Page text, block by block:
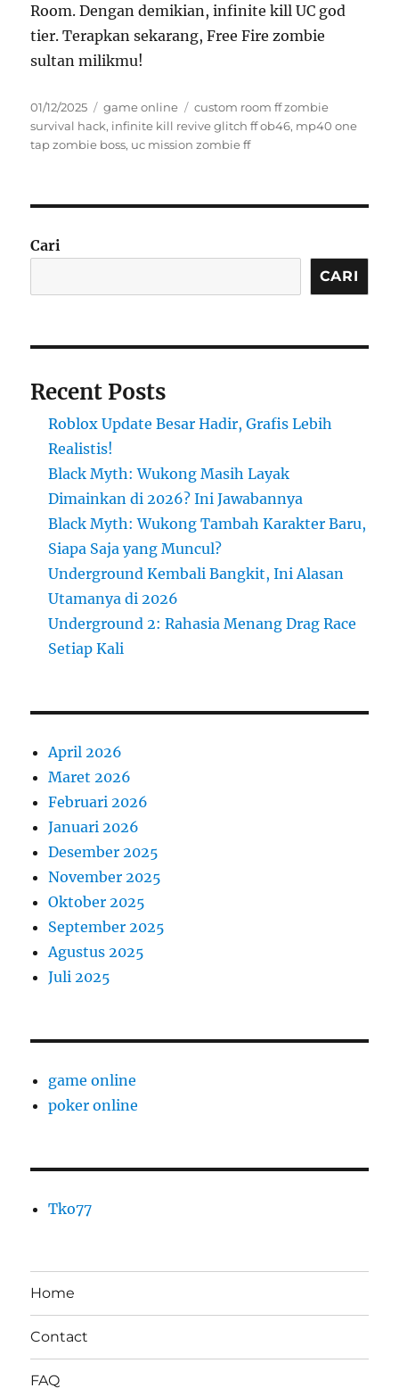
Room. Dengan demikian, infinite kill UC god
tier. Terapkan sekarang, Free Fire zombie
sultan milikmu!
Posted
on
01/12/2025 Categories
game online Tags
custom room ff zombie
survival hack, infinite kill revive glitch ff ob46, mp40 one
tap zombie boss, uc mission zombie ff
Cari
CARI
Recent Posts
Roblox Update Besar Hadir, Grafis Lebih
Realistis!
Black Myth: Wukong Masih Layak
Dimainkan di 2026? Ini Jawabannya
Black Myth: Wukong Tambah Karakter Baru,
Siapa Saja yang Muncul?
Underground Kembali Bangkit, Ini Alasan
Utamanya di 2026
Underground 2: Rahasia Menang Drag Race
Setiap Kali
April 2026
Maret 2026
Februari 2026
Januari 2026
Desember 2025
November 2025
Oktober 2025
September 2025
Agustus 2025
Juli 2025
game online
poker online
Tko77
Home
Contact
FAQ